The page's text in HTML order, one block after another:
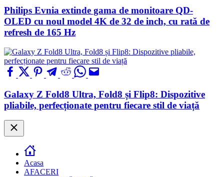
Philips Evnia extinde gama de monitoare QD-
OLED cu noul model 4K de 32 de inch, cu rată de
refresh de 165 Hz
Galaxy Z Fold8 Ultra, Fold8 și Flip8: Dispozitive
pliabile, perfecționate pentru fiecare stil de viață
Close
Acasa
AFACERI